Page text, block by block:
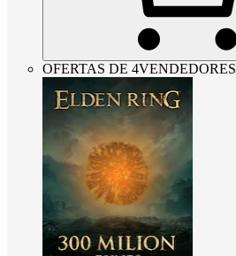
OFERTAS DE 4VENDEDORES